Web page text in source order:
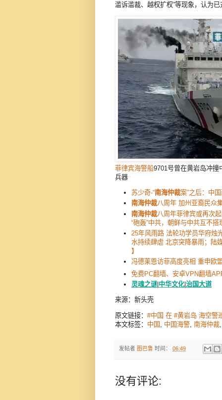
滥诉滥裁、越权扩权”等现象，认为
菲律宾海警船9701号曾在黄岩岛冲
兵器
苏少奇-“南海仲裁案”之后：中
南海仲裁八周年 加州亚裔民众
南海仲裁八周年菲律宾或再次
“砲轰”中共，朝鲜与中共互不
25年风雨路 法轮功学员华府烛
水持续肆虐 北京突降暴雨；陆
】
冯德莱恩访菲高度亮相 重申欧
免费PC翻墙、安卓VPN翻墙
灵魂之谜 中华文化|治国大道
来源：新头壳
原文链接： #中国 在 #黄岩岛 海空警
本文标签： 中国 中国海警 南海仲裁
发帖者 图巴鲁 时间： 06:49
没有评论: